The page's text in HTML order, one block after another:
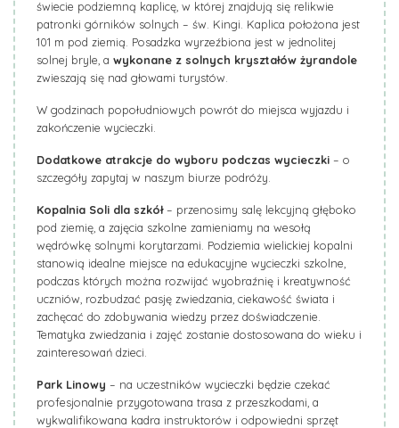
świecie podziemną kaplicę, w której znajdują się relikwie
patronki górników solnych – św. Kingi. Kaplica położona jest
101 m pod ziemią. Posadzka wyrzeźbiona jest w jednolitej
solnej bryle, a wykonane z solnych kryształów żyrandole
zwieszają się nad głowami turystów.
W godzinach popołudniowych powrót do miejsca wyjazdu i
zakończenie wycieczki.
Dodatkowe atrakcje do wyboru podczas wycieczki – o
szczegóły zapytaj w naszym biurze podróży.
Kopalnia Soli dla szkół– przenosimy salę lekcyjną głęboko
pod ziemię, a zajęcia szkolne zamieniamy na wesołą
wędrówkę solnymi korytarzami. Podziemia wielickiej kopalni
stanowią idealne miejsce na edukacyjne wycieczki szkolne,
podczas których można rozwijać wyobraźnię i kreatywność
uczniów, rozbudzać pasję zwiedzania, ciekawość świata i
zachęcać do zdobywania wiedzy przez doświadczenie.
Tematyka zwiedzania i zajęć zostanie dostosowana do wieku i
zainteresowań dzieci.
Park Linowy – na uczestników wycieczki będzie czekać
profesjonalnie przygotowana trasa z przeszkodami, a
wykwalifikowana kadra instruktorów i odpowiedni sprzęt